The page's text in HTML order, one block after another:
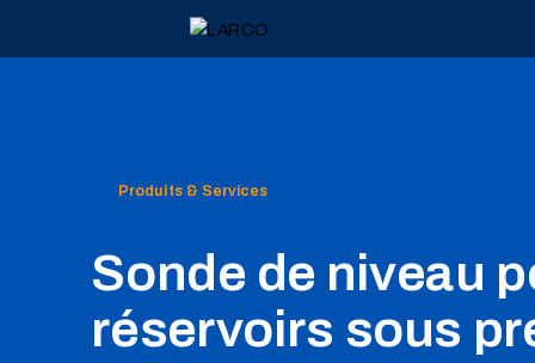
Produits & Services
Sonde de niveau
réservoirs sous